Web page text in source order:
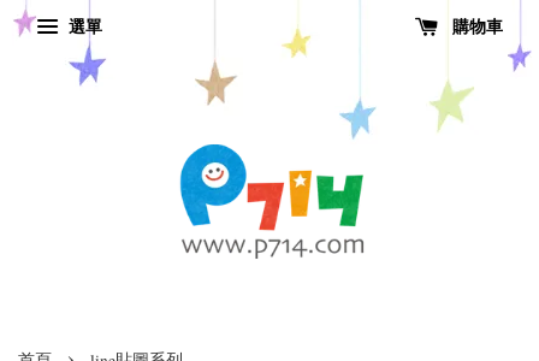
選單 購物車